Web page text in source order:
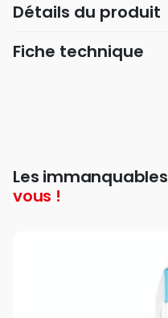
Détails du produit
Fiche technique
Les immanquables
vous !